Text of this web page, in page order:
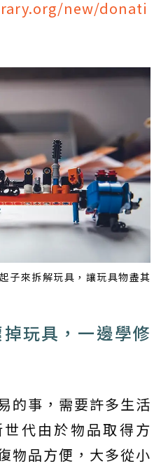
new/donati
子來拆解玩具，讓玩具物盡其
玩具，一邊學修
的事，需要許多生活
代由於物品取得方
物品方便，大多從小